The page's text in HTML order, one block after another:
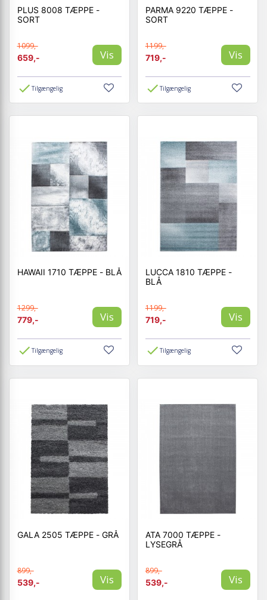
PLUS 8008 TÆPPE -
SORT
1099,-
659,-
Vis
Tilgængelig
PARMA 9220 TÆPPE -
SORT
1199,-
719,-
Vis
Tilgængelig
HAWAII 1710 TÆPPE - BLÅ
1299,-
779,-
Vis
Tilgængelig
LUCCA 1810 TÆPPE -
BLÅ
1199,-
719,-
Vis
Tilgængelig
GALA 2505 TÆPPE - GRÅ
899,-
539,-
Vis
ATA 7000 TÆPPE -
LYSEGRÅ
899,-
539,-
Vis